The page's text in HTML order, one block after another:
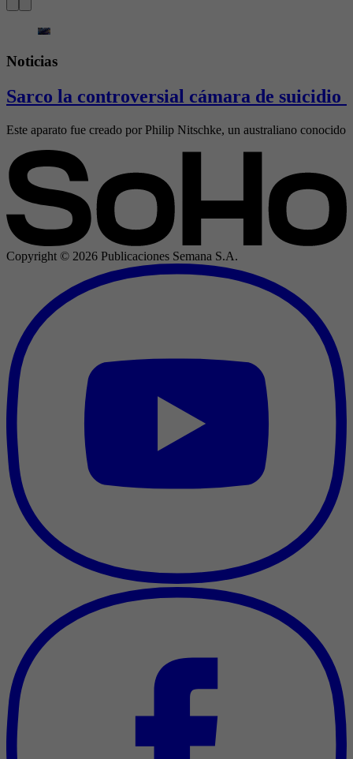
Noticias
Sarco la controversial cámara de suicidio
Este aparato fue creado por Philip Nitschke, un australiano conocido
Copyright © 2026 Publicaciones Semana S.A.